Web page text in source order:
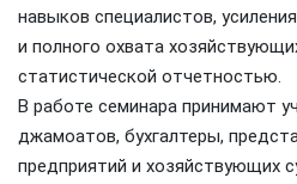
навыков специалистов,
и полного охвата
статистической отчетностью.
В работе семинара принимают
джамоатов, бухгалтеры,
предприятий и хозяйствующих